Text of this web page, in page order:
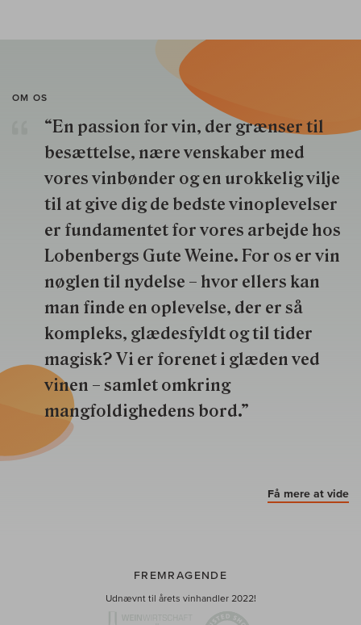
OM OS
“En passion for vin, der grænser til
besættelse, nære venskaber med
vores vinbønder og en urokkelig vilje
til at give dig de bedste vinoplevelser
er fundamentet for vores arbejde hos
Lobenbergs Gute Weine. For os er vin
nøglen til nydelse – hvor ellers kan
man finde en oplevelse, der er så
kompleks, glædesfyldt og til tider
magisk? Vi er forenet i glæden ved
vinen – samlet omkring
mangfoldighedens bord.”
Få mere at vide
FREMRAGENDE
Udnævnt til årets vinhandler 2022!